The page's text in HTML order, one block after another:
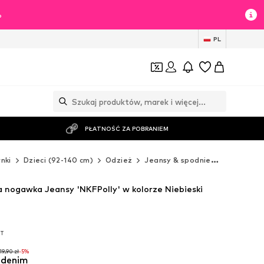
PL
PŁATNOŚĆ ZA POBRANIEM
Dzieci (92-140 cm) Odzież Jeansy & spodnie
zł-5%
zł-5%
nogawka Jeansy 'NKFPolly' w kolorze Niebieski